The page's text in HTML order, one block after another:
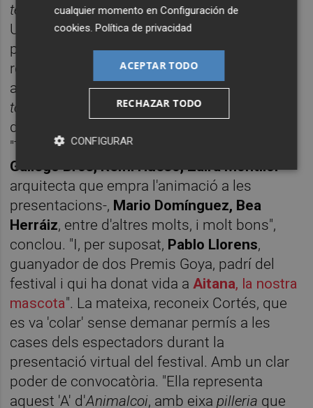
terreta
ja consagrada a escala internacional.
Un d'ells,Paco Roca, guanyador d'un Goya
per
, oHampa Studio, els valencians
responsables en bona part del triomf en
aquest sentit deBuñuel en el laberinto de las
tortugas
, Millor Pel·lícula d'Animació en la
darrera edició dels premis de l'Acadèmia.
"També estaràSam, Pangur animation i
Gallego Bros, Remi Hueso, Zaira Montllor-
arquitecta que empra l'animació a les
presentacions-, Mario Domínguez, Bea
Herráiz, entre d'altres molts, i molt bons",
conclou. "I, per suposat, Pablo Llorens,
guanyador de dos Premis Goya, padrí del
festival i qui ha donat vida a Aitana, la nostra
mascota". La mateixa, reconeix Cortés, que
es va 'colar' sense demanar permís a les
cases dels espectadors durant la
presentació virtual del festival. Amb un clar
poder de convocatòria. "Ella representa
aquest 'A' d'Animalcoi, amb eixapilleria que
cualquier momento enConfiguración de
cookies .Política de privacidad
ACEPTAR TODO
RECHAZAR TODO
CONFIGURAR